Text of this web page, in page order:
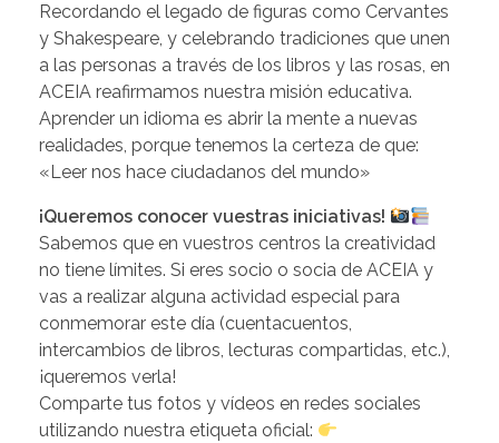
Recordando el legado de figuras como Cervantes
y Shakespeare, y celebrando tradiciones que unen
a las personas a través de los libros y las rosas, en
ACEIA reafirmamos nuestra misión educativa.
Aprender un idioma es abrir la mente a nuevas
realidades, porque tenemos la certeza de que:
«Leer nos hace ciudadanos del mundo»
¡Queremos conocer vuestras iniciativas!
Sabemos que en vuestros centros la creatividad
no tiene límites. Si eres socio o socia de ACEIA y
vas a realizar alguna actividad especial para
conmemorar este día (cuentacuentos,
intercambios de libros, lecturas compartidas, etc.),
¡queremos verla!
Comparte tus fotos y vídeos en redes sociales
utilizando nuestra etiqueta oficial: